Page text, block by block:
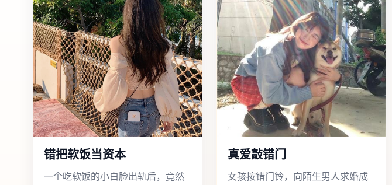
错把软饭当资本
一个吃软饭的小白脸出轨后，竟然
真爱敲错门
女孩按错门铃，向陌生男人求婚成